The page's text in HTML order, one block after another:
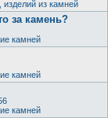
из камней
за камень?
камней
камней
камней